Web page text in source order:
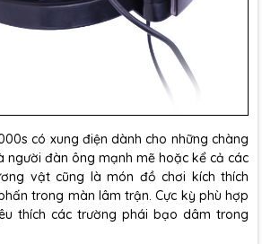
có xung điện dành cho những chàng
người đàn ông mạnh mẽ hoặc kể cả các
vật cũng là món đồ chơi kích thích
trong màn lâm trận. Cực kỳ phù hợp
thích các trường phái bạo dâm trong